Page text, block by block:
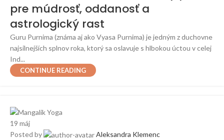
pre múdrosť, oddanosť a
astrologický rast
Guru Purnima (známa aj ako Vyasa Purnima) je jedným z duchovne
najsilnejších splnov roka, ktorý sa oslavuje s hlbokou úctou v celej
Ind...
CONTINUE READING
19 máj
Posted by
Aleksandra Klemenc